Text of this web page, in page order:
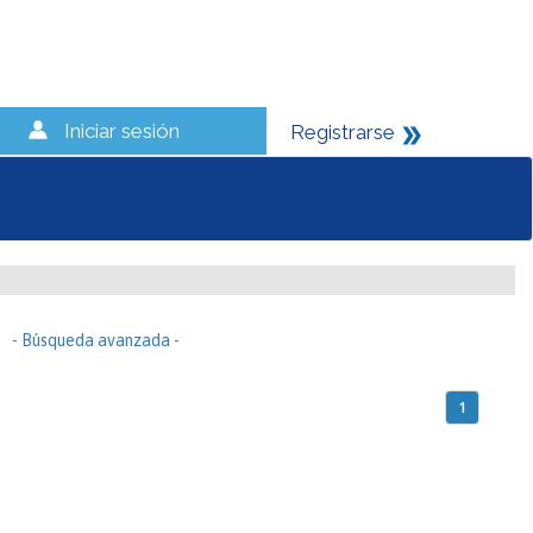
Iniciar sesión Registrarse
- Búsqueda avanzada -
1